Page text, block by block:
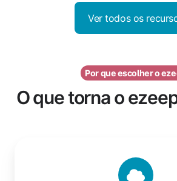
Ver todos os
Por que escolher o
O que torna o
para
a